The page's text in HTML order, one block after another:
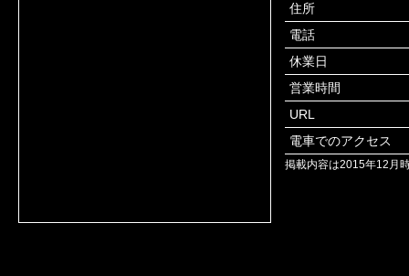
住所
電話
休業日
営業時間
URL
電車でのアクセス
掲載内容は2015年12月